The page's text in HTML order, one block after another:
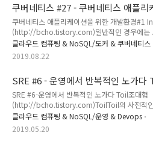
해야 하는데.... 정말 이건 아니다 싶더군요. 그래
있는 대학이라도 갈려면 최..
빙의 입력에 알맞게 가공되어야 한다. 이를 전처
이번 글에서는 전처리에 대한 개념과 이에 대한
대해서 알아보도록 한다.처리 단계별 데이터 분
데이터 전처리는 모델 학습에 사용되는 데이터
가공하는 과정을 이야기한다.데이터 전처리는 여
어지는데, 단계별로 처리된 데이터에 대해서 다
쿠버네티스 #27 - 쿠버네티스 애플리
한 IDE 설정하기 - IntelliJ
쿠버네티스 애플리케이션을 위한 개발환경#1
(http://bcho.tistory.com)일반적인 경우에는
개발하고, 로컬에서 톰캣등을 띄워서 테스트하면
부가적으로 레디스나, DB등 복잡한 개발/테스트
경우에는 결국에는 컴파일된 애플리케이션을 서
컨테이너로 패키징하는 개발 환경을 꾸미게 되면
효율적으로 할 수 있다. 그렇지만 반대로, 컨테이
서 매번 쿠버네티스 개발용 클러스터에 배포해
잡성이 증대하는 단점이 있다. 아래 그림은 쿠버
애플리케이션을 개발할는 일반적인 개발 과정이
끝나면, 컴파일을 해야 하..
클라우드 컴퓨팅 & NoSQL/도커 & 쿠버네티스
2019.08.22
SRE #6 - 운영에서 반복적인 노가다
SRE #6-운영에서 반복적인 노가다 Toil조대협
(http://bcho.tistory.com)ToilToil의 사전적
라는 뜻을 가지고 있는데, 비속어를 사용해서 표
업무에서의 “노가다" 정도로 이해하면 된다. Toil
를 잘 이해해야 하는데, Toil은 일종의 반복적인
클라우드 컴퓨팅 & NoSQL/운영 & Devops
2019.05.20